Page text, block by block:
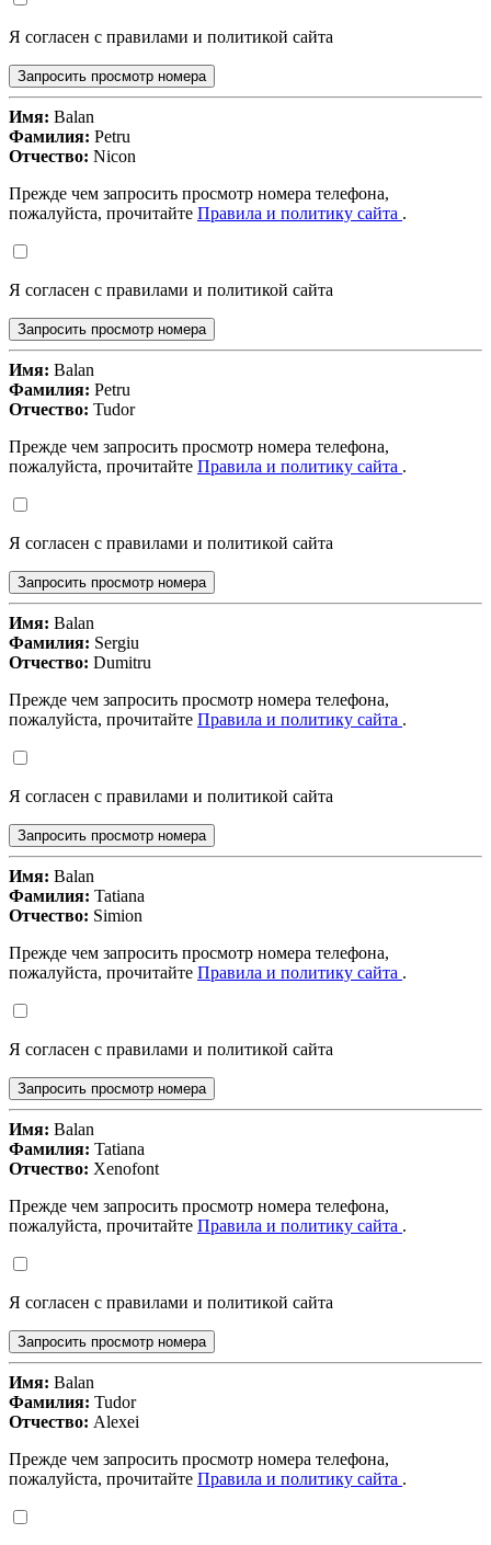
Я согласен с правилами и политикой сайта
Запросить просмотр номера
Имя: Balan
Фамилия: Petru
Отчество: Nicon
Прежде чем запросить просмотр номера телефона,
пожалуйста, прочитайте Правила и политику сайта .
Я согласен с правилами и политикой сайта
Запросить просмотр номера
Имя: Balan
Фамилия: Petru
Отчество: Tudor
Прежде чем запросить просмотр номера телефона,
пожалуйста, прочитайте Правила и политику сайта .
Я согласен с правилами и политикой сайта
Запросить просмотр номера
Имя: Balan
Фамилия: Sergiu
Отчество: Dumitru
Прежде чем запросить просмотр номера телефона,
пожалуйста, прочитайте Правила и политику сайта .
Я согласен с правилами и политикой сайта
Запросить просмотр номера
Имя: Balan
Фамилия: Tatiana
Отчество: Simion
Прежде чем запросить просмотр номера телефона,
пожалуйста, прочитайте Правила и политику сайта .
Я согласен с правилами и политикой сайта
Запросить просмотр номера
Имя: Balan
Фамилия: Tatiana
Отчество: Xenofont
Прежде чем запросить просмотр номера телефона,
пожалуйста, прочитайте Правила и политику сайта .
Я согласен с правилами и политикой сайта
Запросить просмотр номера
Имя: Balan
Фамилия: Tudor
Отчество: Alexei
Прежде чем запросить просмотр номера телефона,
пожалуйста, прочитайте Правила и политику сайта .